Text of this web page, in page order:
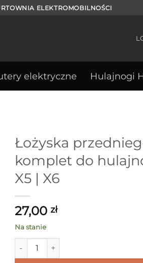
ELEKTROMOBILNOŚCI
elektryczne Hulajnogi
Łożyska
komplet do
X5 | X6
27,00 zł
Na stanie
ilość Łożyska przedniego koła